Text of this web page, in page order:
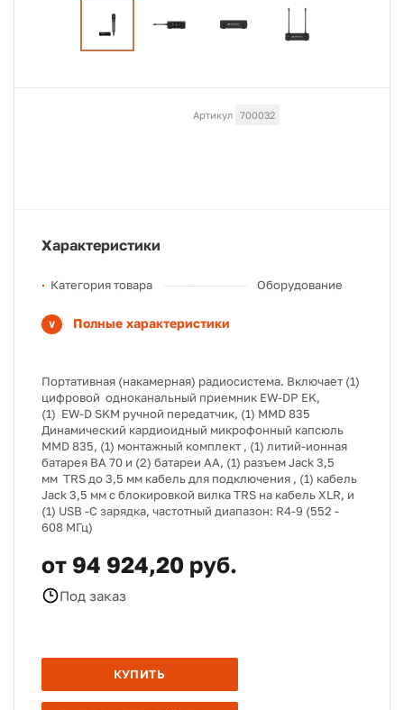
Артикул 700032
Характеристики
Категория товара Оборудование
Полные характеристики
Портативная (накамерная) радиосистема. Включает (1)
цифровой одноканальный приемник EW-DP EK,
(1) EW-D SKM ручной передатчик, (1) MMD 835
Динамический кардиоидный микрофонный капсюль
MMD 835, (1) монтажный комплект , (1) литий-ионная
батарея BA 70 и (2) батареи AA, (1) разъем Jack 3,5
мм TRS до 3,5 мм кабель для подключения , (1) кабель
Jack 3,5 мм с блокировкой вилка TRS на кабель XLR, и
(1) USB -C зарядка, частотный диапазон: R4-9 (552 -
608 МГц)
от 94 924,20 руб.
Под заказ
КУПИТЬ